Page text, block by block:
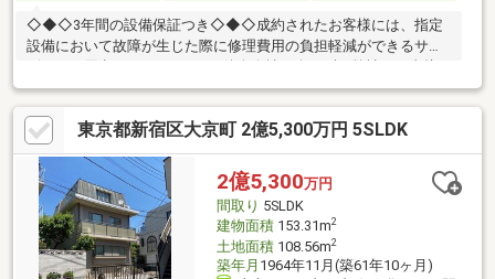
◇◆◇3年間の設備保証つき◇◆◇成約されたお客様には、指定
設備において故障が生じた際に修理費用の負担軽減ができるサー
ご購入された場合に適用※保証内容の制限・保証限度額の設定あ
り◆◇◆設備トラブルの問い合わせを24時間受付対応！◆◇◆成
約されたお客様には、突発的な設備トラブルに対応する「駆けつ
け」サービスを提供しております。24時間365日コールセンター
対応！30分以内の一次応急処置を無料にて行います。※対象期
間：物件引き渡し日から1年後の月末まで※対象者・対象設備・そ
の他諸条件あり
東京都新宿区大京町 2億5,300万円 5SLDK
2億5,300万円
間取り 5SLDK
建物面積153.31m2
土地面積108.56m2
築年月 1964年11月(築61年10ヶ月)